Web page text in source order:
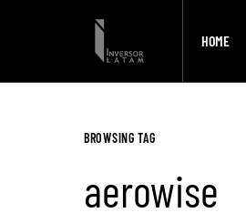
HOME
BROWSING TAG
aerowise